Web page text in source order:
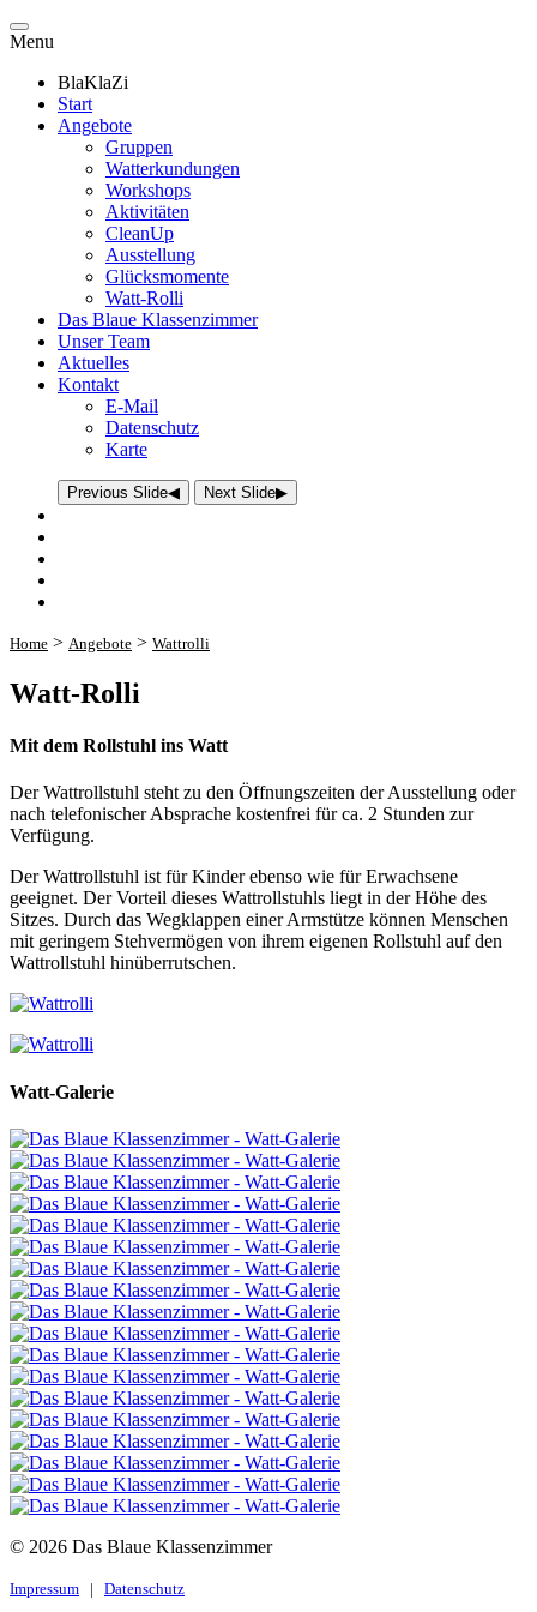
Menu
BlaKlaZi
Start
Angebote
Gruppen
Watterkundungen
Workshops
Aktivitäten
CleanUp
Ausstellung
Glücksmomente
Watt-Rolli
Das Blaue Klassenzimmer
Unser Team
Aktuelles
Kontakt
E-Mail
Datenschutz
Karte
Previous Slide◀ Next Slide▶
Home > Angebote > Wattrolli
Watt-Rolli
Mit dem Rollstuhl ins Watt
Der Wattrollstuhl steht zu den Öffnungszeiten der Ausstellung oder
nach telefonischer Absprache kostenfrei für ca. 2 Stunden zur
Verfügung.
Der Wattrollstuhl ist für Kinder ebenso wie für Erwachsene
geeignet. Der Vorteil dieses Wattrollstuhls liegt in der Höhe des
Sitzes. Durch das Wegklappen einer Armstütze können Menschen
mit geringem Stehvermögen von ihrem eigenen Rollstuhl auf den
Wattrollstuhl hinüberrutschen.
Watt-Galerie
© 2026 Das Blaue Klassenzimmer
Impressum | Datenschutz